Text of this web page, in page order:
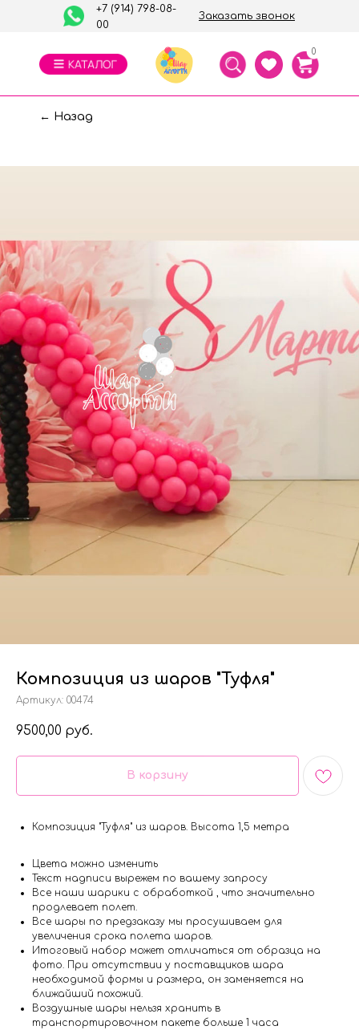
Заказать звонок
+7 (914) 798-08-
00
0
← Назад
Композиция из шаров "Туфля"
Артикул: 00474
9500,00 руб.
В корзину
Композиция "Туфля" из шаров. Высота 1,5 метра
Цвета можно изменить
Текст надписи вырежем по вашему запросу
Все наши шарики с обработкой , что значительно
продлевает полет.
Все шары по предзаказу мы просушиваем для
увеличения срока полета шаров.
Итоговый набор может отличаться от образца на
фото. При отсутствии у поставщиков шара
необходимой формы и размера, он заменяется на
ближайший похожий.
Воздушные шары нельзя хранить в
транспортировочном пакете больше 1 часа